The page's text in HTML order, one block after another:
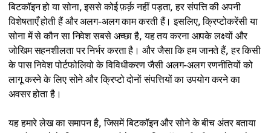
बिटकॉइन हो या सोना, इससे कोई फ़र्क़ नहीं पड़ता, हर संपत्ति की अपनी
विशेषताएँ होती हैं और अलग-अलग काम करती हैं। इसलिए, क्रिप्टोकरेंसी या
सोना में से कौन सा निवेश सबसे अच्छा है, यह तय करना आपके लक्ष्यों और
जोखिम सहनशीलता पर निर्भर करता है। और जैसा कि हम जानते हैं, हर किसी
के पास निवेश पोर्टफोलियो के विविधीकरण जैसी अलग-अलग रणनीतियों को
लागू करने के लिए सोने और क्रिप्टो दोनों संपत्तियों का उपयोग करने का
अवसर होता है।
यह हमारे लेख का समापन है, जिसमें बिटकॉइन और सोने के बीच अंतर बताया